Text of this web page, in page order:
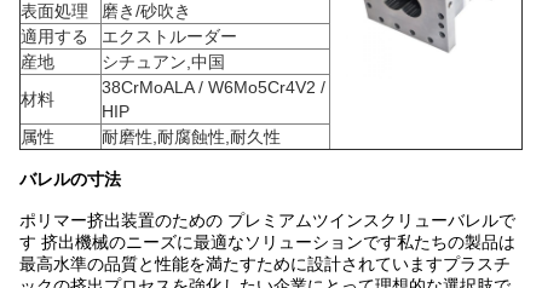
表面処理
磨き/砂吹き
適用する
エクストルーダー
産地
シチュアン,中国
材料
38CrMoALA / W6Mo5Cr4V2 /
HIP
属性
耐磨性,耐腐蝕性,耐久性
バレルの寸法
ポリマー挤出装置のための プレミアムツインスクリューバレルで
す 挤出機械のニーズに最適なソリューションです私たちの製品は
最高水準の品質と性能を満たすために設計されていますプラスチ